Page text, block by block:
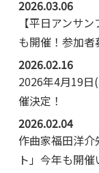
2026.03.06
【平日アンサ
も開催！参加者
2026.02.16
2026年4月19日
催決定！
2026.02.04
作曲家福田洋介
ト」今年も開